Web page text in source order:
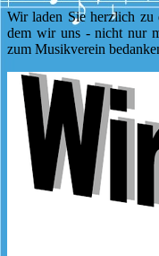
Wir laden Sie herzlich zu
dem wir uns - nicht nur
zum Musikverein